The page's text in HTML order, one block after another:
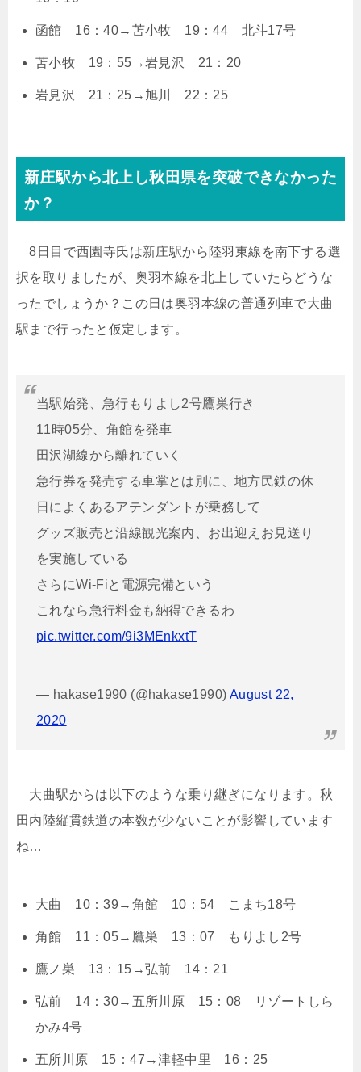
函館 16：40→苫小牧 19：44 北斗17号
苫小牧 19：55→岩見沢 21：20
岩見沢 21：25→旭川 22：25
新庄駅から北上し秋田県を突破できなかった
か？
8日目で西園寺氏は新庄駅から陸羽東線を南下する選
択を取りましたが、奥羽本線を北上していたらどうな
ったでしょうか？この日は奥羽本線の普通列車で大曲
駅まで行ったと仮定します。
当駅始発、急行もりよし2号鷹巣行き
11時05分、角館を発車
田沢湖線から離れていく
急行券を発売する車掌とは別に、地方民鉄の休
日によくあるアテンダントが乗務して
グッズ販売と沿線観光案内、お出迎えお見送り
を実施している
さらにWi-Fiと電源完備という
これなら急行料金も納得できるわ
pic.twitter.com/9i3MEnkxtT
— hakase1990 (@hakase1990) August 22,
2020
大曲駅からは以下のような乗り継ぎになります。秋
田内陸縦貫鉄道の本数が少ないことが影響しています
ね…
大曲 10：39→角館 10：54 こまち18号
角館 11：05→鷹巣 13：07 もりよし2号
鷹ノ巣 13：15→弘前 14：21
弘前 14：30→五所川原 15：08 リゾートしら
かみ4号
五所川原 15：47→津軽中里 16：25